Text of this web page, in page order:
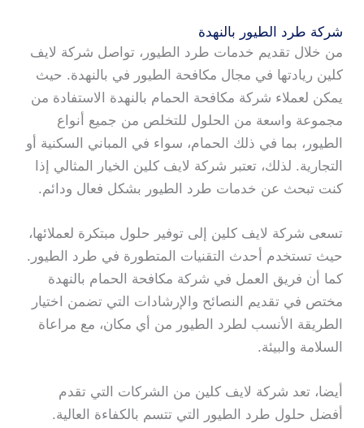
شركة طرد الطيور بالنهدة
من خلال تقديم خدمات طرد الطيور، تواصل شركة لايف
كلين ريادتها في مجال مكافحة الطيور في بالنهدة. حيث
يمكن لعملاء شركة مكافحة الحمام بالنهدة الاستفادة من
مجموعة واسعة من الحلول للتخلص من جميع أنواع
الطيور، بما في ذلك الحمام، سواء في المباني السكنية أو
التجارية. لذلك، تعتبر شركة لايف كلين الخيار المثالي إذا
كنت تبحث عن خدمات طرد الطيور بشكل فعال ودائم.
تسعى شركة لايف كلين إلى توفير حلول مبتكرة لعملائها،
حيث تستخدم أحدث التقنيات المتطورة في طرد الطيور.
كما أن فريق العمل في شركة مكافحة الحمام بالنهدة
مختص في تقديم النصائح والإرشادات التي تضمن اختيار
الطريقة الأنسب لطرد الطيور من أي مكان، مع مراعاة
السلامة والبيئة.
أيضا، تعد شركة لايف كلين من الشركات التي تقدم
أفضل حلول طرد الطيور التي تتسم بالكفاءة العالية.